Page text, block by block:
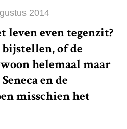
2014
leven even tegenzit?
of de
helemaal maar
en de
misschien het